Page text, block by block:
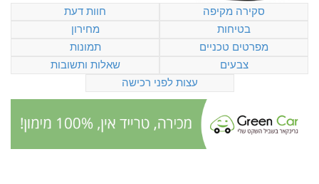
סקירה מקיפה
חוות דעת
בטיחות
מחירון
מפרטים טכניים
תמונות
צבעים
שאלות ותשובות
עצות לפני רכישה